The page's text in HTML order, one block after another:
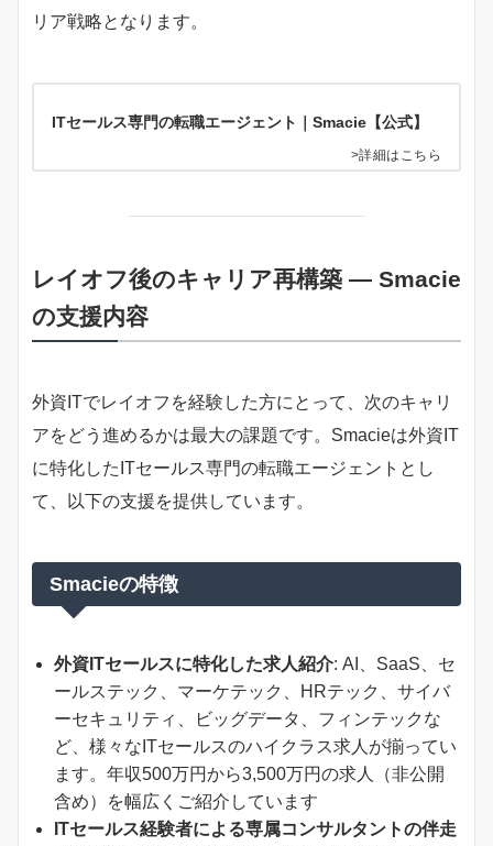
リア戦略となります。
ITセールス専門の転職エージェント｜Smacie【公式】
>詳細はこちら
レイオフ後のキャリア再構築 — Smacie
の支援内容
外資ITでレイオフを経験した方にとって、次のキャリ
アをどう進めるかは最大の課題です。Smacieは外資IT
に特化したITセールス専門の転職エージェントとし
て、以下の支援を提供しています。
Smacieの特徴
外資ITセールスに特化した求人紹介: AI、SaaS、セ
ールステック、マーケテック、HRテック、サイバ
ーセキュリティ、ビッグデータ、フィンテックな
ど、様々なITセールスのハイクラス求人が揃ってい
ます。年収500万円から3,500万円の求人（非公開
含め）を幅広くご紹介しています
ITセールス経験者による専属コンサルタントの伴走